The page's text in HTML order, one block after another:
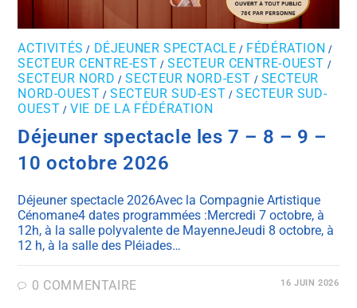
ACTIVITÉS / DÉJEUNER SPECTACLE / FÉDÉRATION /
SECTEUR CENTRE-EST /SECTEUR CENTRE-OUEST /
SECTEUR NORD /SECTEUR NORD-EST / SECTEUR
NORD-OUEST /SECTEUR SUD-EST /SECTEUR SUD-
OUEST / VIE DE LA FÉDÉRATION
Déjeuner spectacle les 7 – 8 – 9 –
10 octobre 2026
Déjeuner spectacle 2026Avec la Compagnie Artistique
Cénomane4 dates programmées :Mercredi 7 octobre, à
12h, à la salle polyvalente de MayenneJeudi 8 octobre, à
12 h, à la salle des Pléiades…
0 COMMENTAIRE 16 JUIN 2026